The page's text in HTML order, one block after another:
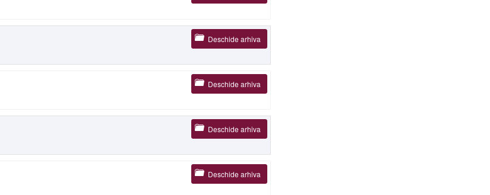
Deschide arhiva
Deschide arhiva
Deschide arhiva
Deschide arhiva